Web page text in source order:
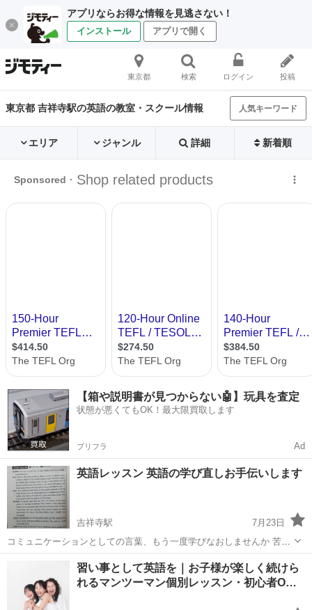
アプリならお得な情報を見逃さない！
インストール アプリで開く
東京都 検索 ログイン 投稿
東京都 吉祥寺駅の英語の教室・スクール情報 人気キーワード
エリア ジャンル 詳細 新着順
【箱や説明書が見つからない🤖】玩具を査定
状態が悪くてもOK！最大限買取します
プリフラ Ad
英語レッスン 英語の学び直しお手伝いします
吉祥寺駅
7月23日
コミュニケーションとしての言葉、もう一度学びなおしませんか 苦手
意識をお持ちの方 海外旅行でもっと話したい、ブロークンイングリッ
シュを卒業したいなど 英会話初級 中級の 大人の方、ビジネス会話な
どのプライベートレッスン...
武蔵野市 吉祥寺駅 ビジネス英語 海外
習い事として英語を｜お子様が楽しく続けら
れるマンツーマン個別レッスン・初心者O…